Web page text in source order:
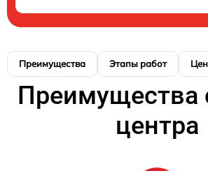
Преимущества Этапы работ
Преимущества
центра